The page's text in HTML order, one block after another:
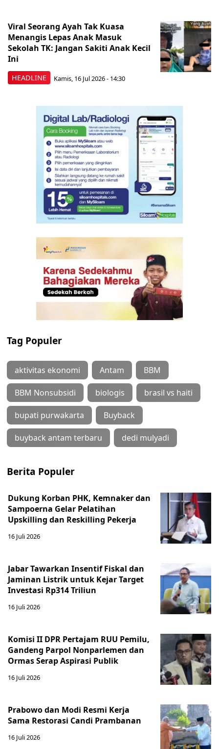
HEADLINE
Viral Seorang Ayah Tak Kuasa
Menangis Lepas Anak Masuk
Sekolah TK: Jangan Sakiti Anak Kecil
Ini
Kamis, 16 Jul 2026 - 14:30
Tag Populer
aktivitas ekonomi Antam BBM
BBM Nonsubsidi biologis brasil vs haiti
bupati purwakarta Buyback
buyback antam terbaru dedi mulyadi
Berita Populer
Dukung Korban PHK, Kemnaker dan
Sampoerna Gelar Pelatihan
Upskilling dan Reskilling Pekerja
16 Juli 2026
Jabar Tawarkan Insentif Fiskal dan
Jaminan Listrik untuk Kejar Target
Investasi Rp314 Triliun
16 Juli 2026
Komisi II DPR Pertajam RUU Pemilu,
Gandeng Parpol Nonparlemen dan
Ormas Serap Aspirasi Publik
16 Juli 2026
Prabowo dan Modi Resmi Kerja
Sama Restorasi Candi Prambanan
16 Juli 2026